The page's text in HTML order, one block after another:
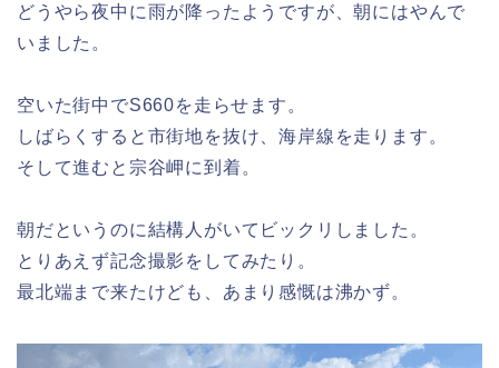
どうやら夜中に雨が降ったようですが、朝にはやんで
いました。
空いた街中でS660を走らせます。
しばらくすると市街地を抜け、海岸線を走ります。
そして進むと宗谷岬に到着。
朝だというのに結構人がいてビックリしました。
とりあえず記念撮影をしてみたり。
最北端まで来たけども、あまり感慨は沸かず。